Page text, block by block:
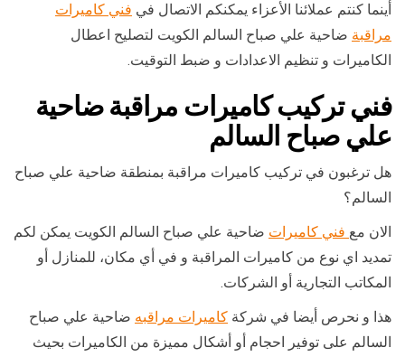
أينما كنتم عملائنا الأعزاء يمكنكم الاتصال في فني كاميرات
مراقبة ضاحية علي صباح السالم الكويت لتصليح اعطال
الكاميرات و تنظيم الاعدادات و ضبط التوقيت.
فني تركيب كاميرات مراقبة ضاحية
علي صباح السالم
هل ترغبون في تركيب كاميرات مراقبة بمنطقة ضاحية علي صباح
السالم؟
الان مع فني كاميرات ضاحية علي صباح السالم الكويت يمكن لكم
تمديد اي نوع من كاميرات المراقبة و في أي مكان، للمنازل أو
المكاتب التجارية أو الشركات.
هذا و نحرص أيضا في شركة كاميرات مراقبه ضاحية علي صباح
السالم على توفير احجام أو أشكال مميزة من الكاميرات بحيث